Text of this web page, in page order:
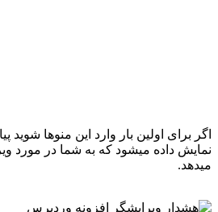
اگر برای اولین بار وارد این منوها
نمایش داده میشود که به شما در مورد
میدهد.